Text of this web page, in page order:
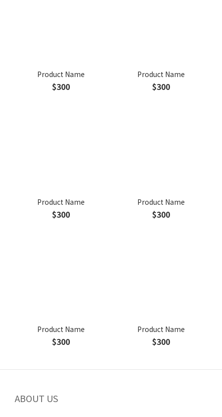
Product Name
$300
Product Name
$300
Product Name
$300
Product Name
$300
Product Name
$300
Product Name
$300
ABOUT US